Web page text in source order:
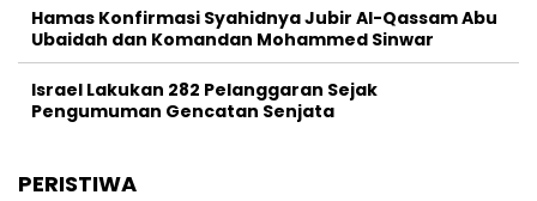
Hamas Konfirmasi Syahidnya Jubir Al-Qassam Abu
Ubaidah dan Komandan Mohammed Sinwar
Israel Lakukan 282 Pelanggaran Sejak
Pengumuman Gencatan Senjata
PERISTIWA